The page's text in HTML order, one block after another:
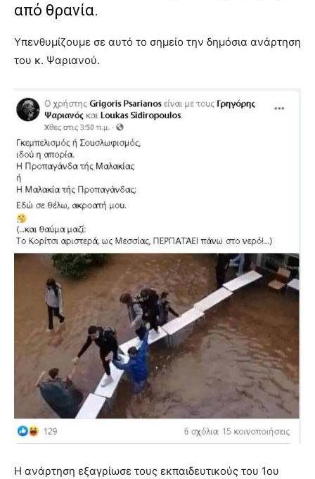
από θρανία.
Υπενθυμίζουμε σε αυτό το σημείο την δημόσια ανάρτηση
του κ. Ψαριανού.
Η ανάρτηση εξαγρίωσε τους εκπαιδευτικούς του 1ου